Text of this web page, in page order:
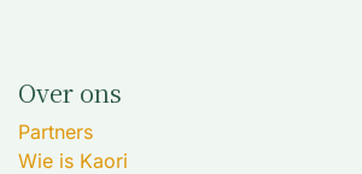
Over ons
Partners
Wie is Kaori